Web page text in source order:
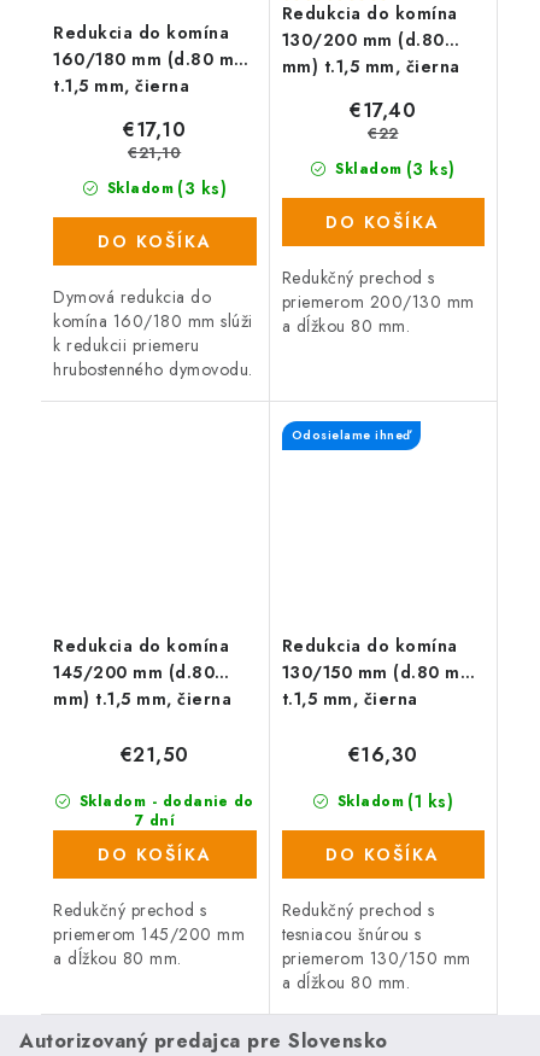
Redukcia do komína
160/180 mm (d.80 mm)
t.1,5 mm, čierna
Skladom (3 ks)
€17,10
€21,10
DO KOŠÍKA
Dymová redukcia do
komína 160/180 mm slúži
k redukcii priemeru
hrubostenného dymovodu.
Redukcia do komína
130/200 mm (d.80
mm) t.1,5 mm, čierna
Skladom (3 ks)
€17,40
€22
DO KOŠÍKA
Redukčný prechod s
priemerom 200/130 mm
a dĺžkou 80 mm.
Redukcia do komína
145/200 mm (d.80
mm) t.1,5 mm, čierna
Skladom - dodanie do
7 dní
(15 ks)
€21,50
DO KOŠÍKA
Redukčný prechod s
priemerom 145/200 mm
a dĺžkou 80 mm.
Redukcia do komína
130/150 mm (d.80 mm)
t.1,5 mm, čierna
Odosielame ihneď
Skladom (1 ks)
€16,30
DO KOŠÍKA
Redukčný prechod s
tesniacou šnúrou s
priemerom 130/150 mm
a dĺžkou 80 mm.
Autorizovaný predajca pre Slovensko